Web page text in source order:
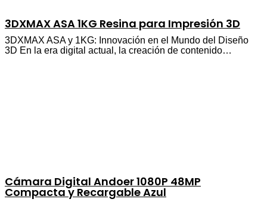
3DXMAX ASA 1KG Resina para Impresión 3D
3DXMAX ASA y 1KG: Innovación en el Mundo del Diseño
3D En la era digital actual, la creación de contenido…
Cámara Digital Andoer 1080P 48MP
Compacta y Recargable Azul